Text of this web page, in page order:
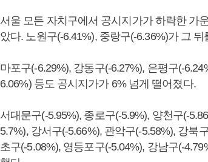
서울 모든 자치구에서 공시지가가 하락한 가
았다. 노원구(-6.41%), 중랑구(-6.36%)가 그 뒤
마포구(-6.29%), 강동구(-6.27%), 은평구(-
6.06%) 등도 공시지가가 6% 넘게 떨어졌다.
서대문구(-5.95%), 종로구(-5.9%), 양천구(-
5.7%), 강서구(-5.66%), 관악구(-5.58%), 강북
초구(-5.08%), 영등포구(-5.04%), 강남구(-